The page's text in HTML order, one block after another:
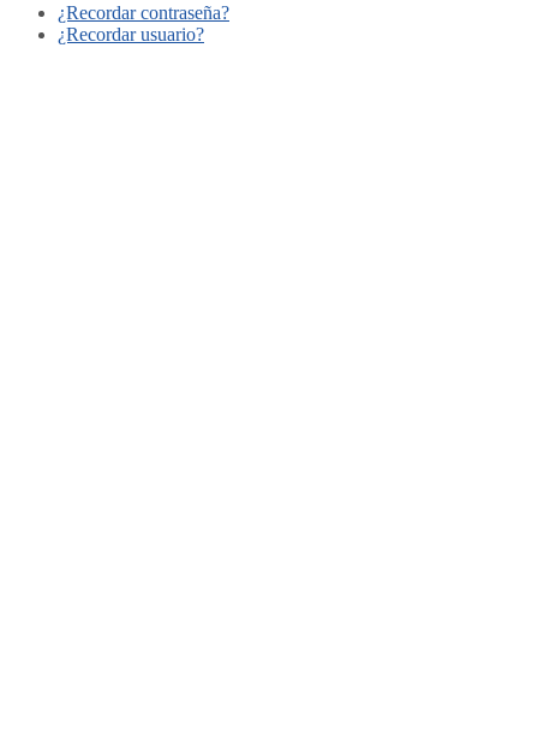
¿Recordar contraseña?
¿Recordar usuario?